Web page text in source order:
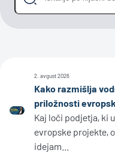
2. avgust 2026
Kako razmišlja
priložnosti
Kaj loči podjetja, ki
evropske projekte,
idejam...